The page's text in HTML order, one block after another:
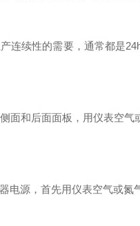
续性的需要，通常都是
和后面面板，用仪表空气
源，首先用仪表空气或氮